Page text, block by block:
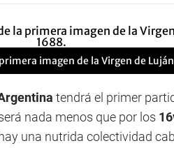
imagen de la Virgen de
tendrá el primer
nada menos que por los
una nutrida colectividad